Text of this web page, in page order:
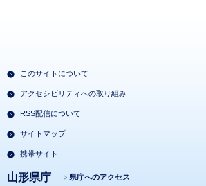
このサイトについて
アクセシビリティへの取り組み
RSS配信について
サイトマップ
携帯サイト
山形県庁 県庁へのアクセス